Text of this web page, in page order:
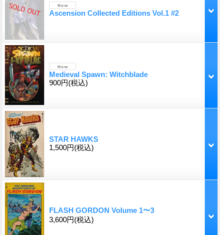
Ascension Collected Editions Vol.1 #2
Medieval Spawn: Witchblade
900円(税込)
STAR HAWKS
1,500円(税込)
FLASH GORDON Volume 1〜3
3,600円(税込)